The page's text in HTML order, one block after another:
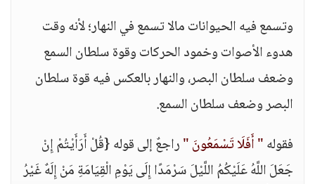
وتسمع فيه الحيوانات مالا تسمع في النهار؛ لأنه وقت
هدوء الأصوات وخمود الحركات وقوة سلطان السمع
وضعف سلطان البصر، والنهار بالعكس فيه قوة سلطان
البصر وضعف سلطان السمع.
فقوله" أَفَلَا تَسْمَعُونَ "راجعٌ إلى قوله {قُلْ أَرَأَيْتُمْ إِنْ
جَعَلَ اللَّهُ عَلَيْكُمُ اللَّيْلَ سَرْمَدًا إِلَى يَوْمِ الْقِيَامَةِ مَنْ إِلَهٌ غَيْرُ